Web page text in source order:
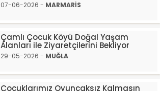
07-06-2026 - MARMARİS
Çamlı Çocuk Köyü Doğal Yaşam
Alanları ile Ziyaretçilerini Bekliyor
29-05-2026 - MUĞLA
Çocuklarımız Oyuncaksız Kalmasın